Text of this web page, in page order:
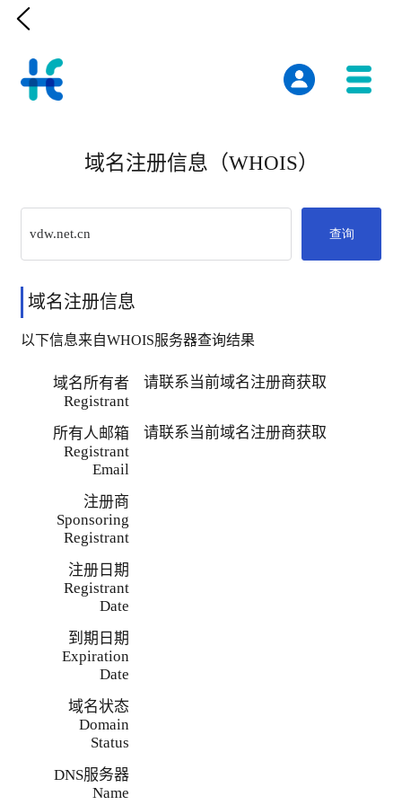

域名注册信息（WHOIS）
查询
域名注册信息
以下信息来自WHOIS服务器查询结果
域名所有者
Registrant
请联系当前域名注册商获取
所有人邮箱
Registrant
Email
请联系当前域名注册商获取
注册商
Sponsoring
Registrant
注册日期
Registrant
Date
到期日期
Expiration
Date
域名状态
Domain
Status
DNS服务器
Name